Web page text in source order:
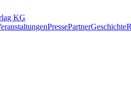
PressePartnerGeschichte